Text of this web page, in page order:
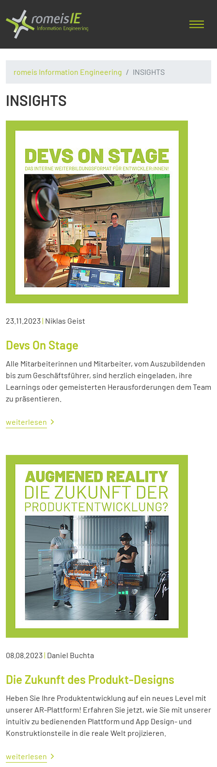
romeis Information Engineering INSIGHTS
INSIGHTS
23.11.2023| Niklas Geist
Devs On Stage
Alle Mitarbeiterinnen und Mitarbeiter, vom Auszubildenden
bis zum Geschäftsführer, sind herzlich eingeladen, ihre
Learnings oder gemeisterten Herausforderungen dem Team
zu präsentieren.
weiterlesen
08.08.2023| Daniel Buchta
Die Zukunft des Produkt-Designs
Heben Sie Ihre Produktentwicklung auf ein neues Level mit
unserer AR-Plattform! Erfahren Sie jetzt, wie Sie mit unserer
intuitiv zu bedienenden Plattform und App Design- und
Konstruktionsteile in die reale Welt projizieren.
weiterlesen